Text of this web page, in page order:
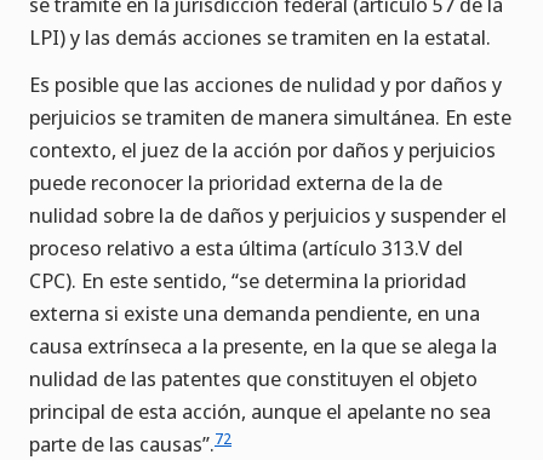
LPI) y las demás acciones se tramiten en la estatal.
Es posible que las acciones de nulidad y por daños y
perjuicios se tramiten de manera simultánea. En este
contexto, el juez de la acción por daños y perjuicios
puede reconocer la prioridad externa de la de
nulidad sobre la de daños y perjuicios y suspender el
proceso relativo a esta última (artículo 313.V del
CPC). En este sentido, “se determina la prioridad
externa si existe una demanda pendiente, en una
causa extrínseca a la presente, en la que se alega la
nulidad de las patentes que constituyen el objeto
principal de esta acción, aunque el apelante no sea
parte de las causas”.72